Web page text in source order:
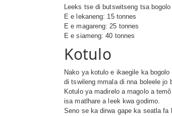
Leeks tse di butswitseng tsa
E e lekaneng: 15 tonnes
E e magareng: 25 tonnes
E e siameng: 40 tonnes
Kotulo
Nako ya kotulo e ikaegile ka
di tswileng mmala di nna boleele jo
Kotulo ya madirelo a magolo a
isa matlhare a leek kwa godimo.
Seno se ka dirwa gape ka seatla